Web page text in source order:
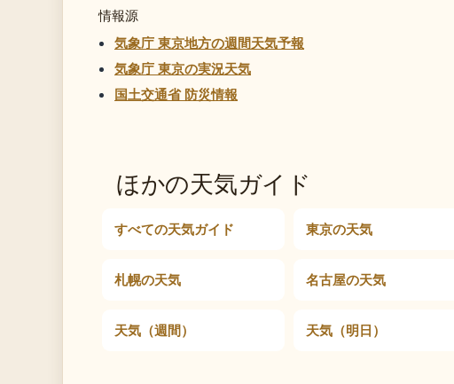
情報源
気象庁 東京地方の週間天気予報
気象庁 東京の実況天気
国土交通省 防災情報
ほかの天気ガイド
すべての天気ガイド 東京の天気
札幌の天気 名古屋の天気
天気（週間） 天気（明日）